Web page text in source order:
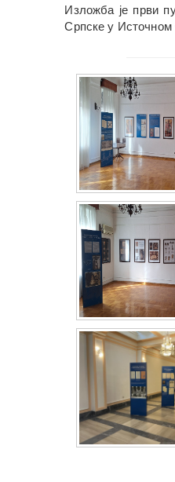
Изложба је први
Српске у Источном